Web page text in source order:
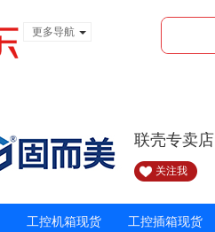
更多导航
联壳专卖店
关注我
工控机箱现货 工控插箱现货